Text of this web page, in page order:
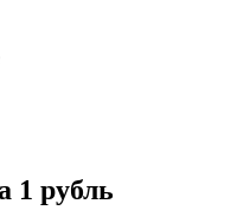
1 рубль